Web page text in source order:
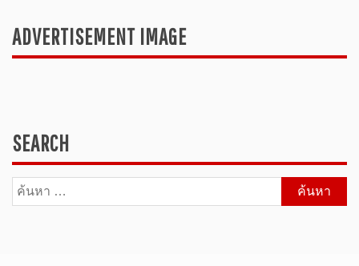
ADVERTISEMENT IMAGE
SEARCH
ค้นหา
สำหรับ: